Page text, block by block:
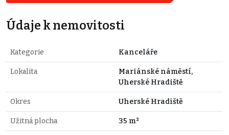
Údaje k nemovitosti
Kategorie Kanceláře
Lokalita
Mariánské náměstí,
Uherské Hradiště
Okres Uherské Hradiště
Užitná plocha 35 m²